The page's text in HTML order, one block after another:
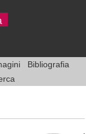
Bibliografia